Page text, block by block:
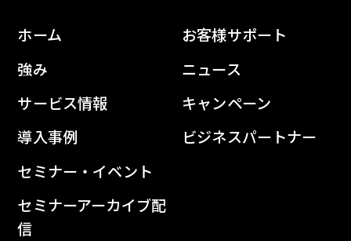
ホーム
強み
サービス情報
導入事例
セミナー・イベント
セミナーアーカイブ配
信
お客様サポート
ニュース
キャンペーン
ビジネスパートナー